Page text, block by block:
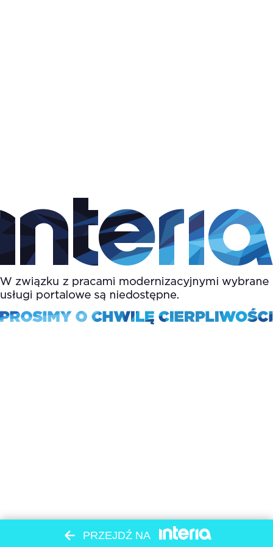
PRZEJDŹ NA